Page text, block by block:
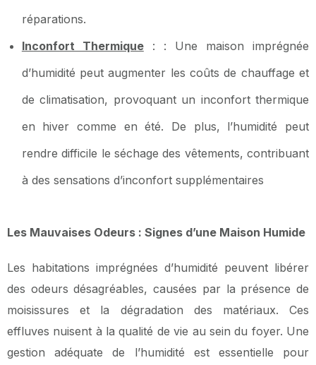
réparations.
Inconfort Thermique: : Une maison imprégnée
d’humidité peut augmenter les coûts de chauffage et
de climatisation, provoquant un inconfort thermique
en hiver comme en été. De plus, l’humidité peut
rendre difficile le séchage des vêtements, contribuant
à des sensations d’inconfort supplémentaires
Les Mauvaises Odeurs : Signes d’une Maison Humide
Les habitations imprégnées d’humidité peuvent libérer
des odeurs désagréables, causées par la présence de
moisissures et la dégradation des matériaux. Ces
effluves nuisent à la qualité de vie au sein du foyer. Une
gestion adéquate de l’humidité est essentielle pour